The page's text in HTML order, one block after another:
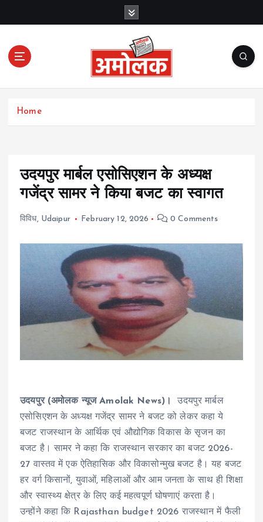
c
Amolak News
Home
उदयपुर मार्बल एसोसिएशन के अध्यक्ष
गजेंद्र सामर ने किया बजट का स्वागत
विविध, Udaipur February 12, 2026 0 Comments
उदयपुर (अमोलक न्यूज Amolak News)।
उदयपुर मार्बल
एसोसिएशन के अध्यक्ष गजेंद्र सामर ने बजट को लेकर कहा ये
बजट राजस्थान के आर्थिक एवं औद्योगिक विकास के सृजन का
बजट है। सामर ने कहा कि राजस्थान सरकार का बजट 2026-
27 वास्तव में एक ऐतिहासिक और विकासोन्मुख बजट है। यह बजट
हर वर्ग किसानों, युवाओं, महिलाओं और आम जनता के साथ ही शिक्षा
और स्वास्थ्य क्षेत्र के लिए कई महत्वपूर्ण घोषणाएं करता है।
उन्होंने कहा कि Rajasthan budget 2026 राजस्थान में फैली